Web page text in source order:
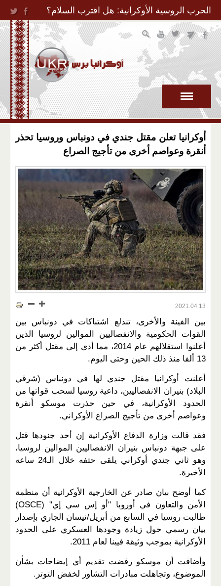
Jump to Navigation
الحرب الروسية الأوكرانية: هل اقترب السلام؟
أوكرانيا تعلن مقتل جندي في دونباس وروسيا تحذر
أنقرة وعواصم أخرى من تأجيج الصراع
2021.04.13
بين الفينة والأخرى، تندلع اشتباكات في دونباس بين
القوات الحكومية والانفصاليين الموالين لروسيا الذين
أعلنوا استقلالهم عام 2014، مما أدى إلى مقتل أكثر من
13 ألفا منذ ذلك الحين وحتى اليوم.
أعلنت أوكرانيا مقتل جندي لها في دونباس (شرقي
البلاد) بنيران الانفصاليين، داعية روسيا لسحب قواتها من
الحدود الأوكرانية، في حين حذرت موسكو أنقرة
وعواصم أخرى من تأجيج الصراع الأوكراني.
فقد قالت وزارة الدفاع الأوكرانية إن أحد جنودها قتل
على جبهة دونباس بنيران الانفصاليين الموالين لروسيا،
وهو ثاني جندي أوكراني يلقى حتفه خلال الـ24 ساعة
الأخيرة.
كما أوضح بيان صادر عن الخارجية الأوكرانية أن منظمة
الأمن والتعاون في أوروبا "أو إس سي إي" (OSCE)
طالبت روسيا في السابع من أبريل/نيسان الجاري بإصدار
بيان رسمي حول زيادة وجودها العسكري على الحدود
الأوكرانية بموجب وثيقة فيينا لعام 2011.
وأضافت أن موسكو رفضت تقديم أي إيضاحات بشأن
الموضوع، وتجاهلت مبادرات التشاور لخفض التوتر.